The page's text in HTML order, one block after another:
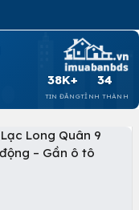
38K+
TIN ĐĂNG
34
TỈNH THÀNH